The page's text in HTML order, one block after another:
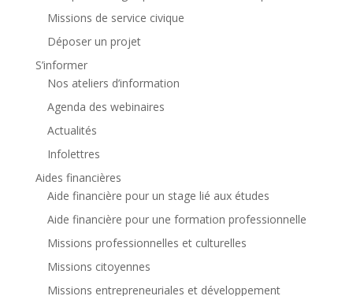
Missions de service civique
Déposer un projet
S’informer
Nos ateliers d’information
Agenda des webinaires
Actualités
Infolettres
Aides financières
Aide financière pour un stage lié aux études
Aide financière pour une formation professionnelle
Missions professionnelles et culturelles
Missions citoyennes
Missions entrepreneuriales et développement